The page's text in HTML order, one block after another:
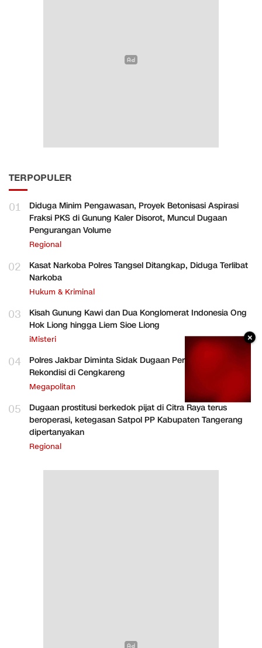
TERPOPULER
01
Diduga Minim Pengawasan, Proyek Betonisasi Aspirasi
Fraksi PKS di Gunung Kaler Disorot, Muncul Dugaan
Pengurangan Volume
Regional
02
Kasat Narkoba Polres Tangsel Ditangkap, Diduga Terlibat
Narkoba
Hukum & Kriminal
03
Kisah Gunung Kawi dan Dua Konglomerat Indonesia Ong
Hok Liong hingga Liem Sioe Liong
iMisteri
04
Polres Jakbar Diminta Sidak Dugaan Perakitan HP
Rekondisi di Cengkareng
Megapolitan
05
Dugaan prostitusi berkedok pijat di Citra Raya terus
beroperasi, ketegasan Satpol PP Kabupaten Tangerang
dipertanyakan
Regional
×